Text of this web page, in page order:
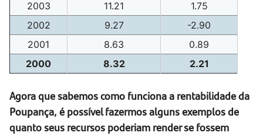
2003
11.21
1.75
2002
9.27
-2.90
2001
8.63
0.89
2000
8.32 2.21
Agora que sabemos como funciona a rentabilidade da
Poupança, é possível fazermos alguns exemplos de
quanto seus recursos poderiam render se fossem